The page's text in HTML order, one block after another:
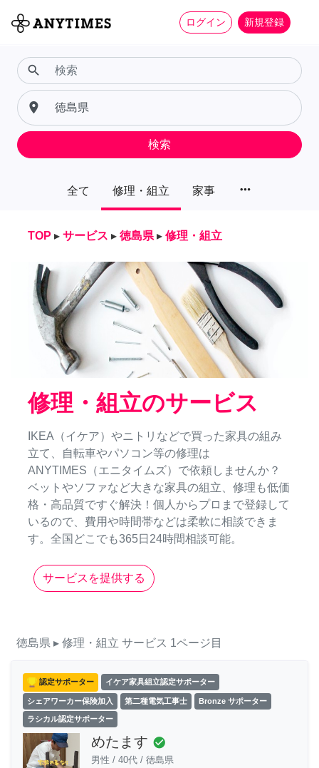
ログイン 新規登録
全て 修理・組立 家事 more_horiz
search
place
検索
TOP ▸ サービス ▸ 徳島県 ▸ 修理・組立
修理・組立のサービス
IKEA（イケア）やニトリなどで買った家具の組み
立て、自転車やパソコン等の修理は
ANYTIMES（エニタイムズ）で依頼しませんか？
ベットやソファなど大きな家具の組立、修理も低価
格・高品質ですぐ解決！個人からプロまで登録して
いるので、費用や時間帯などは柔軟に相談できま
す。全国どこでも365日24時間相談可能。
サービスを提供する
徳島県 ▸ 修理・組立 サービス 1ページ目
認定サポーター イケア家具組立認定サポーター
シェアワーカー保険加入 第二種電気工事士 Bronze サポーター
ラシカル認定サポーター
めたます check_circle
男性 / 40代 / 徳島県